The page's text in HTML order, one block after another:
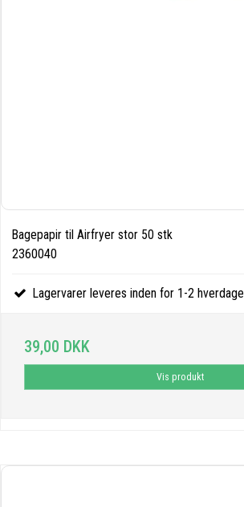
Bagepapir til Airfryer stor 50 stk
2360040
Lagervarer leveres inden for 1-2 hverdage
39,00 DKK
Vis produkt